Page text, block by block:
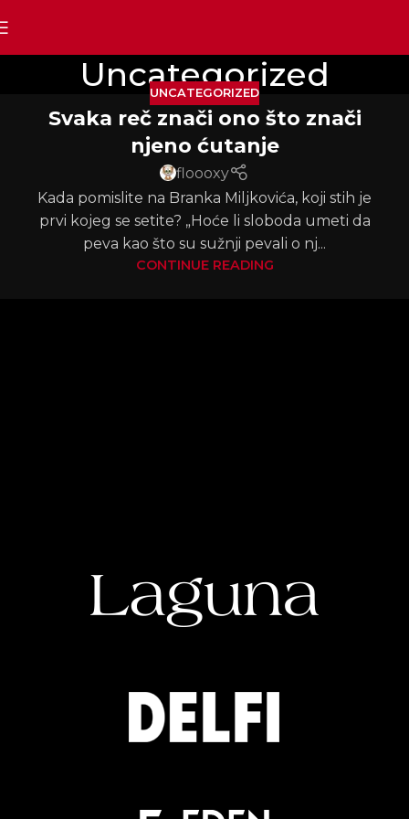
Uncategorized
UNCATEGORIZED
Svaka reč znači ono što znači
njeno ćutanje
floooxy
Kada pomislite na Branka Miljkovića, koji stih je
prvi kojeg se setite? „Hoće li sloboda umeti da
peva kao što su sužnji pevali o nj...
CONTINUE READING